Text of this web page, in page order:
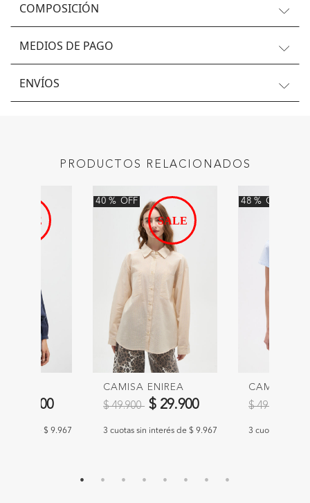
COMPOSICIÓN
MEDIOS DE PAGO
ENVÍOS
PRODUCTOS RELACIONADOS
de
$ 29.900
interés de $ 9.967
40% OFF
CAMISA ENIREA
Precio reducido de
$ 49.900 a$ 29.900
3 cuotas sin interés de $ 9.967
48% OFF
CAMISA
Precio
$ 49.900
3 cuotas sin